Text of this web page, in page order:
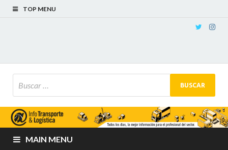
TOP MENU
MAIN MENU